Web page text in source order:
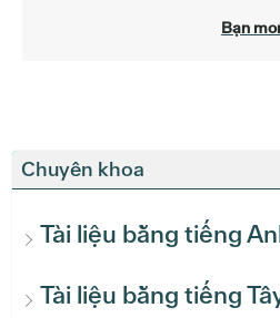
Chuyên khoa
Tài liệu bằng tiếng
Tài liệu bằng tiếng
Bạn